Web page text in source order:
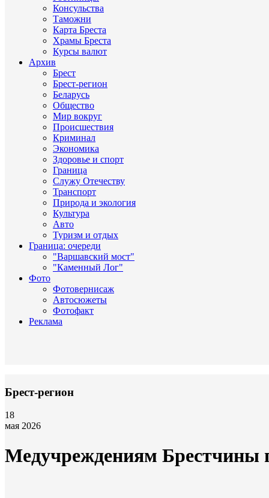
Консульства
Таможни
Карта Бреста
Храмы Бреста
Курсы валют
Архив
Брест
Брест-регион
Беларусь
Общество
Мир вокруг
Происшествия
Криминал
Экономика
Здоровье и спорт
Граница
Служу Отечеству
Транспорт
Природа и экология
Культура
Авто
Туризм и отдых
Граница: очереди
"Варшавский мост"
"Каменный Лог"
Фото
Фотовернисаж
Автосюжеты
Фотофакт
Реклама
Брест-регион
18
мая 2026
Медучреждениям Брестчины